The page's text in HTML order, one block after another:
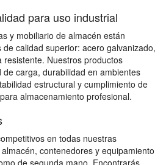
para uso industrial
y mobiliario de almacén están
calidad superior: acero galvanizado,
Nuestros productos
carga, durabilidad en ambientes
estructural y cumplimiento de
almacenamiento profesional.
en todas nuestras
contenedores y equipamiento
de segunda mano. Encontrarás